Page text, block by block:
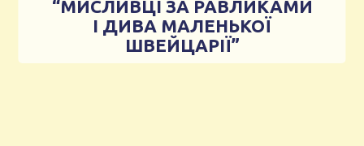
“МИСЛИВЦІ ЗА РАВЛИКАМИ
І ДИВА МАЛЕНЬКОЇ
ШВЕЙЦАРІЇ”